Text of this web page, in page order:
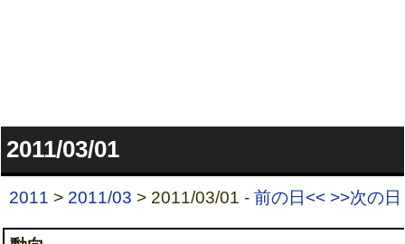
2011/03/01
2011 > 2011/03 > 2011/03/01 -前の日<< >>次の日